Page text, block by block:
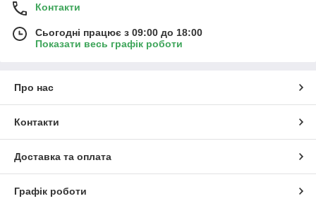
Контакти
Сьогодні працює з 09:00 до 18:00
Показати весь графік роботи
Про нас
Контакти
Доставка та оплата
Графік роботи